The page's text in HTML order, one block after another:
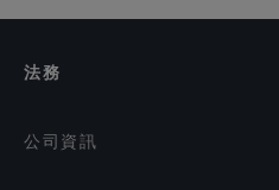
法務
公司資訊